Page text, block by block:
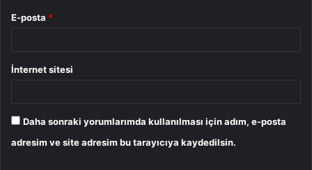
E-posta *
İnternet sitesi
Daha sonraki yorumlarımda kullanılması için adım, e-posta
adresim ve site adresim bu tarayıcıya kaydedilsin.